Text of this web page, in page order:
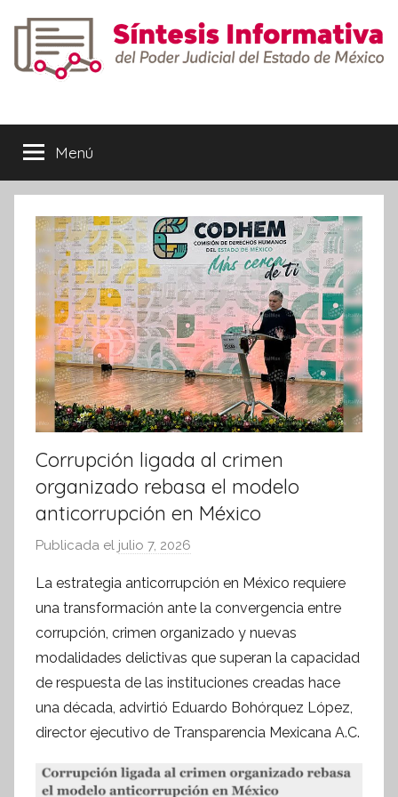
contenido
Menú
Corrupción ligada al crimen
organizado rebasa el modelo
anticorrupción en México
Publicada el julio 7, 2026
r
S
í
n
t
e
s
s
La estrategia anticorrupción en México requiere
una transformación ante la convergencia entre
corrupción, crimen organizado y nuevas
modalidades delictivas que superan la capacidad
de respuesta de las instituciones creadas hace
una década, advirtió Eduardo Bohórquez López,
director ejecutivo de Transparencia Mexicana A.C.